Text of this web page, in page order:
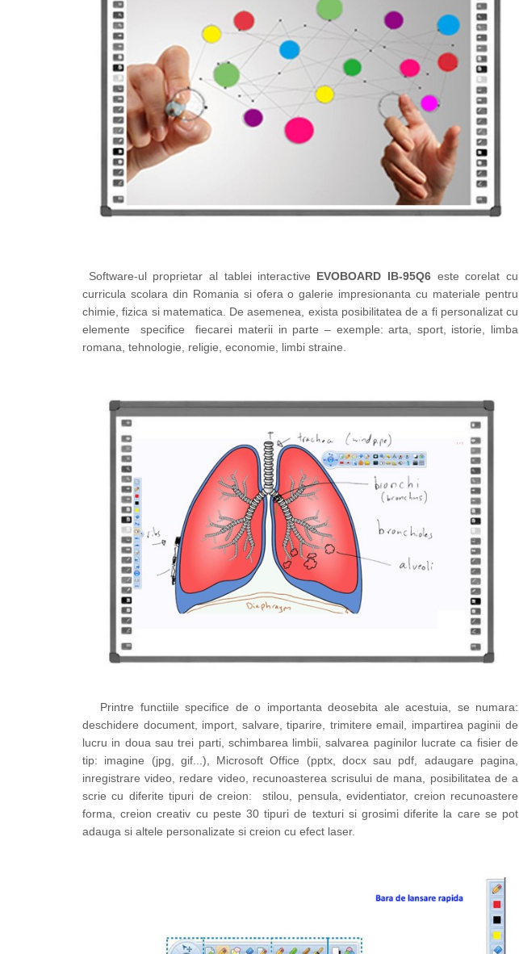
Materiale Didactice Clasele
Limba si Comunicare
Matematica si stiinte ale naturii
Harti pentru copii
Table Scolare,Whiteboard-uri si
Lipici si Benzi Adezive
Produse din Hartie
Hartie Copiator A4
Hartie si Carton Colorat
Etichete autocolante
Instrumente de scris
Software-ul proprietar al tablei interactive EVOBOARD IB-95Q6este corelat cu
curricula scolara din Romania si ofera o galerie impresionanta cu materiale pentru
chimie, fizica si matematica. De asemenea, exista posibilitatea de a fi personalizat cu
elemente specifice fiecarei materii in parte – exemple: arta, sport, istorie, limba
romana, tehnologie, religie, economie, limbi straine.
Printre functiile specifice de o importanta deosebita ale acestuia, se numara:
deschidere document, import, salvare, tiparire, trimitere email, impartirea paginii de
lucru in doua sau trei parti, schimbarea limbii, salvarea paginilor lucrate ca fisier de
tip: imagine (jpg, gif...), Microsoft Office (pptx, docx sau pdf, adaugare pagina,
inregistrare video, redare video, recunoasterea scrisului de mana, posibilitatea de a
scrie cu diferite tipuri de creion: stilou, pensula, evidentiator, creion recunoastere
forma, creion creativ cu peste 30 tipuri de texturi si grosimi diferite la care se pot
adauga si altele personalizate si creion cu efect laser.